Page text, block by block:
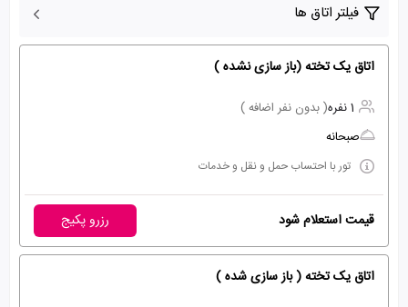
فیلتر اتاق ها
اتاق یک تخته (باز سازی نشده )
1 نفره
( بدون نفر اضافه )
صبحانه
تور با احتساب حمل و نقل و خدمات
قیمت استعلام شود رزرو پکیج
اتاق یک تخته ( باز سازی شده )